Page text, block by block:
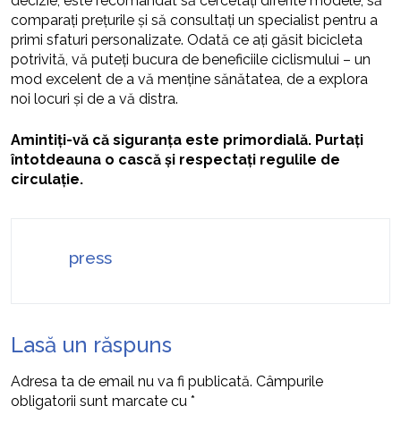
comparați prețurile și să consultați un specialist pentru a
primi sfaturi personalizate. Odată ce ați găsit bicicleta
potrivită, vă puteți bucura de beneficiile ciclismului – un
mod excelent de a vă menține sănătatea, de a explora
noi locuri și de a vă distra.
Amintiți-vă că siguranța este primordială. Purtați
întotdeauna o cască și respectați regulile de
circulație.
press
Lasă un răspuns
Adresa ta de email nu va fi publicată. Câmpurile
obligatorii sunt marcate cu *